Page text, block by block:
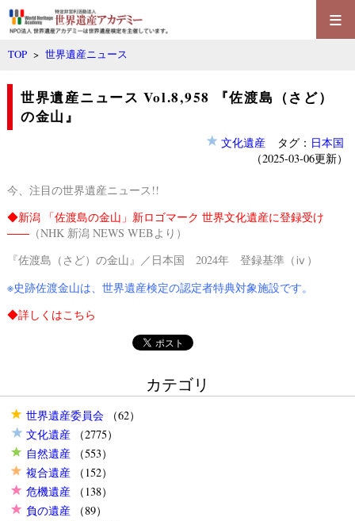
≡
TOP >世界遺産ニュース
世界遺産ニュース Vol.8,958 『佐渡島（さど）
の金山』
文化遺産タグ： 日本国
（2025-03-06更新）
今、注目の世界遺産ニュース!!
◆新潟 「佐渡島の金山」新ロゴマーク 世界文化遺産に登録受け
――（NHK 新潟 NEWS WEBより）
『佐渡島（さど）の金山』／日本国 2024年 登録基準（ⅳ）
※史跡佐渡金山は、 世界遺産検定の認定者特典対象施設です。
◆詳しくはこちら
カテゴリ
世界遺産委員会（62）
文化遺産（2775）
自然遺産（553）
複合遺産（152）
危機遺産（138）
負の遺産（89）